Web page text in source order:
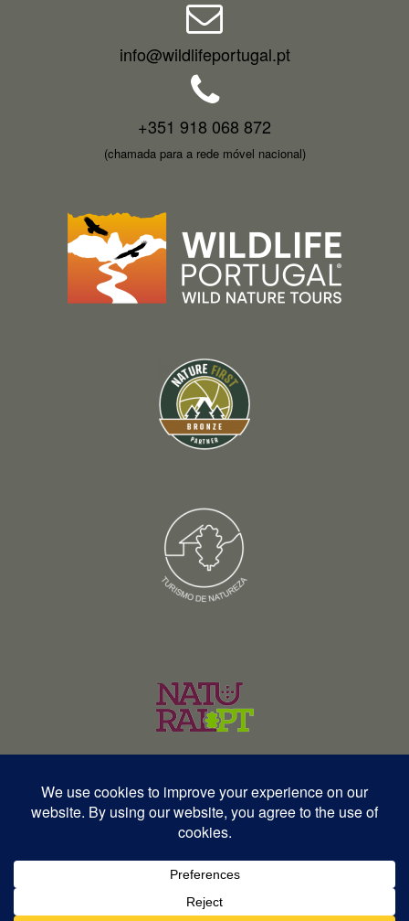
info@wildlifeportugal.pt
+351 918 068 872
(chamada para a rede móvel nacional)
RNAVT 12577 | RNAAT 369/2025